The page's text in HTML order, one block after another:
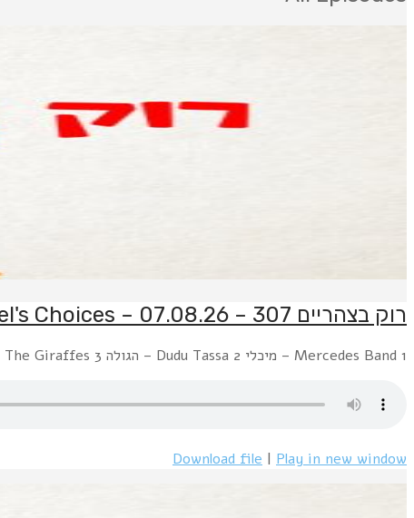
רוק בצהריים 307 – 07.08.26 – Uriel's Choices
1 Mercedes Band – מיכלי 2 Dudu Tassa – הגולה 3 The Giraffes – גג 4 Berry Sakharof – ככה זה 5 Rockfour – חור בלבנה 6 Arik Einstein...
Download file | Play in new window